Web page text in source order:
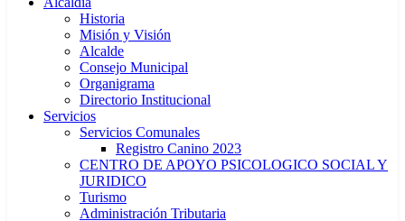
Historia
Misión y Visión
Alcalde
Consejo Municipal
Organigrama
Directorio Institucional
Servicios
Servicios Comunales
Registro Canino 2023
CENTRO DE APOYO PSICOLOGICO SOCIAL Y
JURIDICO
Turismo
Administración Tributaria